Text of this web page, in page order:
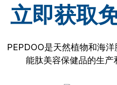
立即获取
PEPDOO是天然植物和海
能肽美容保健品的生